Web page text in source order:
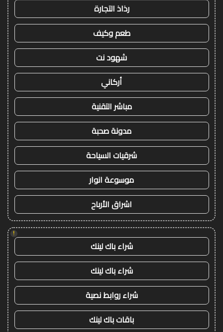
رذاذ التجارة
طعم وكيف
شهود نت
أركاني
مباشر التقنية
مدونة صحبة
شرقيات السياحة
موسوعة انوار
اشراق الأرباح
!
شراء باك لينك
شراء باك لينك
شراء روابط نصية
باقات باك لينك